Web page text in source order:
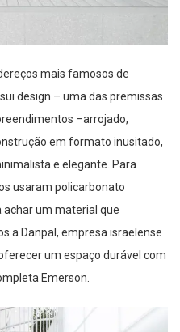
mais famosos de
design – uma das premissas
–arrojado,
em formato inusitado,
e elegante. Para
usaram policarbonato
achar um material que
a Danpal , empresa israelense
um espaço durável com
Emerson.